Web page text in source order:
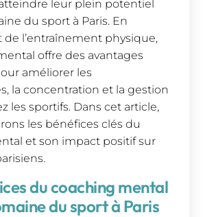
leur plein potentiel
du sport à Paris. En
l’entraînement physique,
offre des avantages
améliorer les
la concentration et la gestion
les sportifs. Dans cet article,
les bénéfices clés du
et son impact positif sur
du coaching mental
du sport à Paris